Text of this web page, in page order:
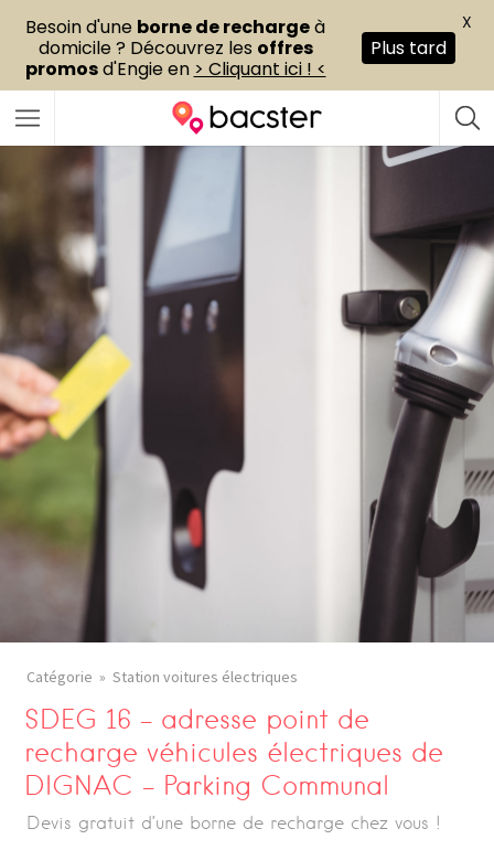
Catégorie Station voitures électriques
SDEG 16 – adresse point de
recharge véhicules électriques de
DIGNAC – Parking Communal
Devis gratuit d’une borne de recharge chez vous !
Besoin d'une borne de rechargeà
domicile ? Découvrez les offres
promosd'Engie en > Cliquant ici ! <
Plus tard
X